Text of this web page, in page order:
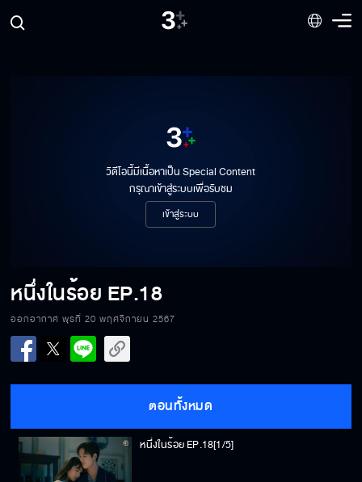
วิดีโอนี้มีเนื้อหาเป็น Special Content
กรุณาเข้าสู่ระบบเพื่อรับชม
เข้าสู่ระบบ
หนึ่งในร้อย EP.18
ออกอากาศ พุธที่ 20 พฤศจิกายน 2567
ตอนทั้งหมด
หนึ่งในร้อย EP.18[1/5]